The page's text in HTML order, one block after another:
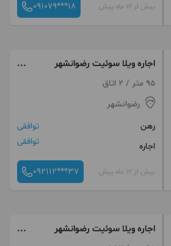
بیش از 12 ماه پیش 091079***18
اجاره ویلا سوئیت رضوانشهر
پاسخگویی 24ساعته1kmدریا
95 متر / 2 اتاق
رضوانشهر
رهن
توافقی
اجاره
توافقی
بیش از 12 ماه پیش 092112***37
اجاره ویلا سوئیت رضوانشهر